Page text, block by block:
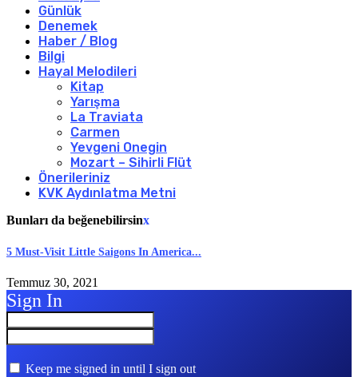
Günlük
Denemek
Haber / Blog
Bilgi
Hayal Melodileri
Kitap
Yarışma
La Traviata
Carmen
Yevgeni Onegin
Mozart – Sihirli Flüt
Önerileriniz
KVK Aydınlatma Metni
Bunları da beğenebilirsinx
5 Must-Visit Little Saigons In America...
Temmuz 30, 2021
Sign In
Keep me signed in until I sign out